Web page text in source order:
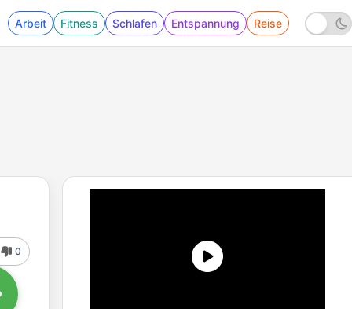
Arbeit Fitness Schlafen Entspannung Reise
0